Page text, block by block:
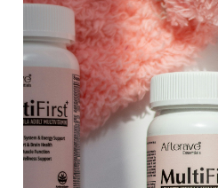
Necesitas
Saber